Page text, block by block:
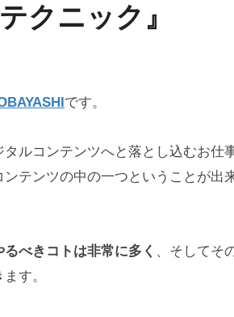
クニック』
です。
ルコンテンツへと落とし込むお仕
テンツの中の一つということが出
べきコトは非常に多く 、そしてそ
す。